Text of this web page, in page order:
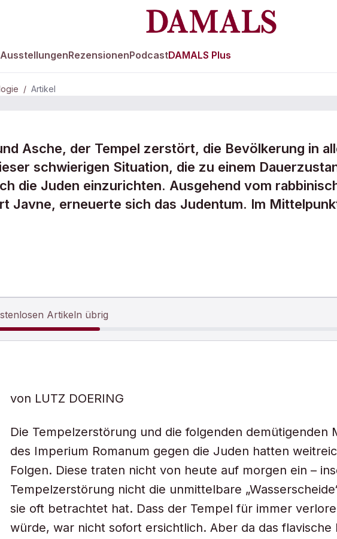
AusstellungenRezensionenPodcastDAMALS Plus
/ Artikel
ARCHÄOLOGIE
ist die
Asche, der Tempel zerstört, die Bevölkerung in
schwierigen Situation, die zu einem
die Juden einzurichten. Ausgehend vom
Javne, erneuerte sich das Judentum. Im
Artikeln übrig
von LUTZ DOERING
Die Tempelzerstörung und die folgenden demütigenden
des Imperium Romanum gegen die Juden hatten
Folgen. Diese traten nicht von heute auf morgen ein –
Tempelzerstörung nicht die unmittelbare
sie oft betrachtet hat. Dass der Tempel für immer
würde, war nicht sofort ersichtlich. Aber da das flavische